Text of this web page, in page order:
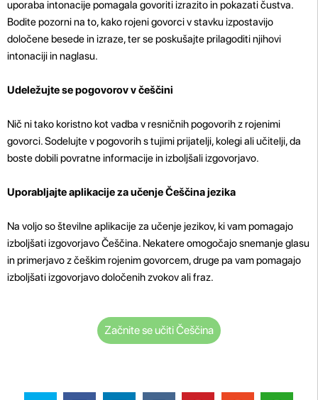
uporaba intonacije pomagala govoriti izrazito in pokazati čustva.
Bodite pozorni na to, kako rojeni govorci v stavku izpostavijo
določene besede in izraze, ter se poskušajte prilagoditi njihovi
intonaciji in naglasu.
Udeležujte se pogovorov v češčini
Nič ni tako koristno kot vadba v resničnih pogovorih z rojenimi
govorci. Sodelujte v pogovorih s tujimi prijatelji, kolegi ali učitelji, da
boste dobili povratne informacije in izboljšali izgovorjavo.
Uporabljajte aplikacije za učenje Češčina jezika
Na voljo so številne aplikacije za učenje jezikov, ki vam pomagajo
izboljšati izgovorjavo Češčina. Nekatere omogočajo snemanje glasu
in primerjavo z češkim rojenim govorcem, druge pa vam pomagajo
izboljšati izgovorjavo določenih zvokov ali fraz.
Začnite se učiti Češčina